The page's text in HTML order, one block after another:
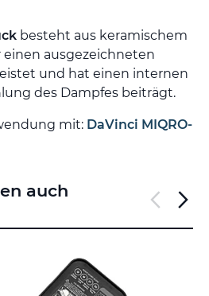
besteht aus keramischem
ausgezeichneten
und hat einen internen
des Dampfes beiträgt.
mit: DaVinci MIQRO-
auch